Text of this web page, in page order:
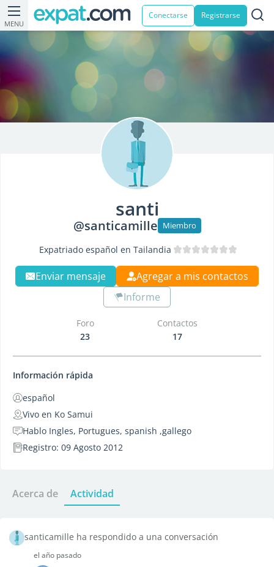
MENU
Conectarse Registrarse
santi
@santicamille Miembro
Expatriado español en Tailandia
Enviar mensaje
Agregar a mis contactos
Informe
Foro
23
Contactos
17
Información rápida
español
Vivo en Ko Samui
Hablo Ingles, Portugues, spanish ,gallego
Registro: 09 Agosto 2012
Acerca de Actividad
santicamille ha respondido a una conversación
el año pasado